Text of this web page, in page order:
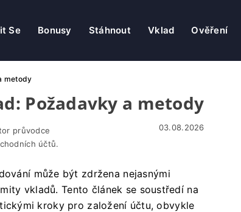
Se Bonusy Stáhnout Vklad Ověření
metody
Požadavky a metody
průvodce
účtů.
03.08.2026
může být zdržena nejasnými
vkladů. Tento článek se soustředí na
kroky pro založení účtu, obvykle